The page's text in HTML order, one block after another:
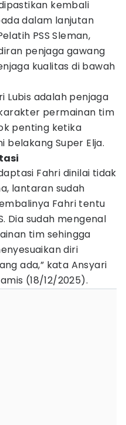
kembali
dalam lanjutan
PSS Sleman,
penjaga gawang
kualitas di bawah
Lubis adalah penjaga
permainan tim
penting ketika
belakang Super Elja.
Fahri dinilai tidak
lantaran sudah
Fahri tentu
Dia sudah mengenal
tim sehingga
diri
ada,” kata Ansyari
(18/12/2025).